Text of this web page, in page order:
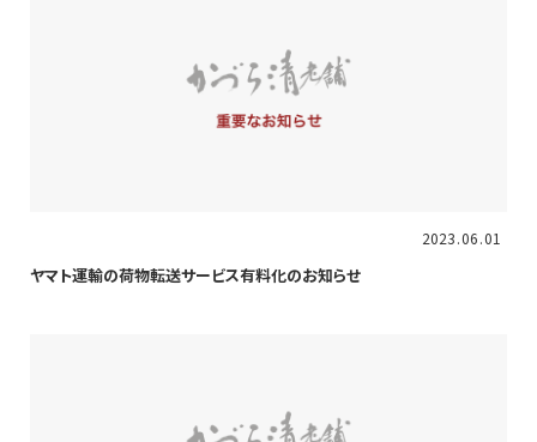
2023 06 01
ヤマト運輸の荷物転送サービス有料化のお知らせ